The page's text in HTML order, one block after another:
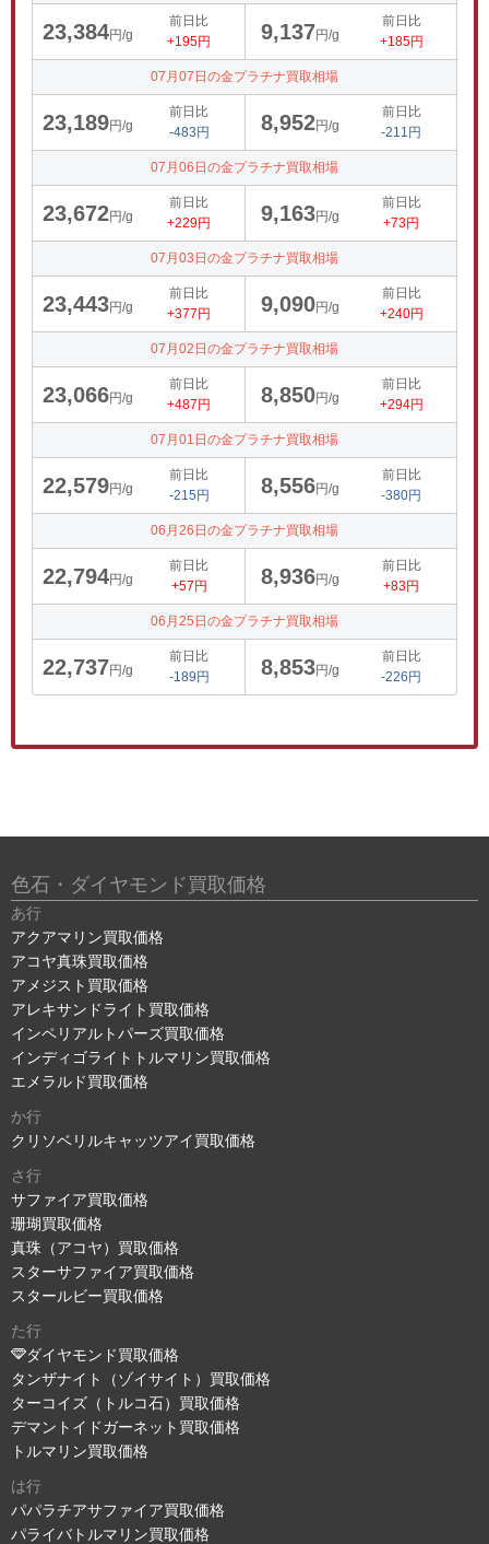
23,384円/g
前日比
+195円
9,137円/g
前日比
+185円
07月07日の金プラチナ買取相場
23,189円/g
前日比
-483円
8,952円/g
前日比
-211円
07月06日の金プラチナ買取相場
23,672円/g
前日比
+229円
9,163円/g
前日比
+73円
07月03日の金プラチナ買取相場
23,443円/g
前日比
+377円
9,090円/g
前日比
+240円
07月02日の金プラチナ買取相場
23,066円/g
前日比
+487円
8,850円/g
前日比
+294円
07月01日の金プラチナ買取相場
22,579円/g
前日比
-215円
8,556円/g
前日比
-380円
06月26日の金プラチナ買取相場
22,794円/g
前日比
+57円
8,936円/g
前日比
+83円
06月25日の金プラチナ買取相場
22,737円/g
前日比
-189円
8,853円/g
前日比
-226円
色石・ダイヤモンド買取価格
あ行
アクアマリン買取価格
アコヤ真珠買取価格
アメジスト買取価格
アレキサンドライト買取価格
インペリアルトパーズ買取価格
インディゴライトトルマリン買取価格
エメラルド買取価格
か行
クリソベリルキャッツアイ買取価格
さ行
サファイア買取価格
珊瑚買取価格
真珠（アコヤ）買取価格
スターサファイア買取価格
スタールビー買取価格
た行
ダイヤモンド買取価格
タンザナイト（ゾイサイト）買取価格
ターコイズ（トルコ石）買取価格
デマントイドガーネット買取価格
トルマリン買取価格
は行
パパラチアサファイア買取価格
パライバトルマリン買取価格